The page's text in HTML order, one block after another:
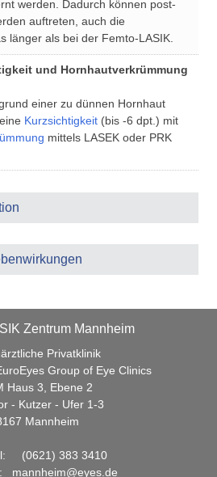
von PRK/LASEK)
Linsen)
werden. Dadurch können post-
auftreten, auch die
länger als bei der Femto-LASIK.
und Hornhautverkrümmung
einer zu dünnen Hornhaut
Kurzsichtigkeit (bis -6 dpt.) mit
mittels LASEK oder PRK
Zentrum Mannheim
Privatklinik
Group of Eye Clinics
Haus 3, Ebene 2
- Kutzer - Ufer 1-3
Mannheim
(0621) 383 3410
: mannheim@eyes.de